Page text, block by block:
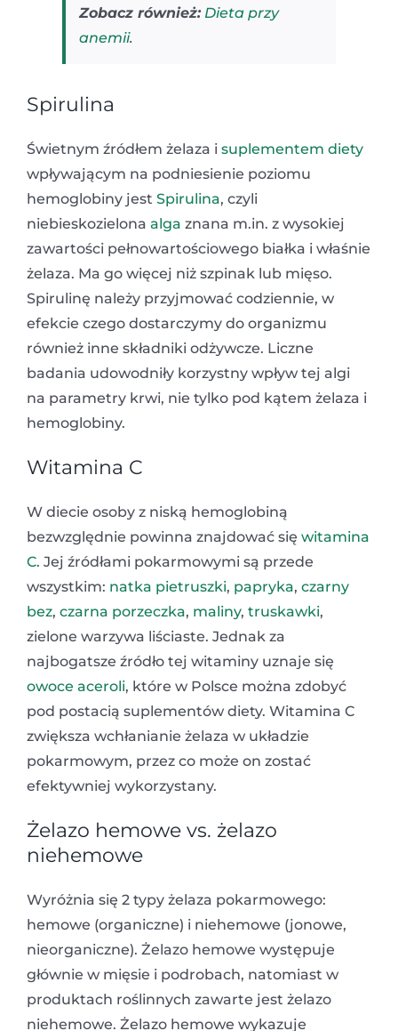
Zobacz również: Dieta przy
anemii.
Spirulina
Świetnym źródłem żelaza i suplementem diety
wpływającym na podniesienie poziomu
hemoglobiny jest Spirulina, czyli
niebieskozielona alga znana m.in. z wysokiej
zawartości pełnowartościowego białka i właśnie
żelaza. Ma go więcej niż szpinak lub mięso.
Spirulinę należy przyjmować codziennie, w
efekcie czego dostarczymy do organizmu
również inne składniki odżywcze. Liczne
badania udowodniły korzystny wpływ tej algi
na parametry krwi, nie tylko pod kątem żelaza i
hemoglobiny.
Witamina C
W diecie osoby z niską hemoglobiną
bezwzględnie powinna znajdować się witamina
C. Jej źródłami pokarmowymi są przede
wszystkim: natka pietruszki, papryka, czarny
bez, czarna porzeczka, maliny, truskawki,
zielone warzywa liściaste. Jednak za
najbogatsze źródło tej witaminy uznaje się
owoce aceroli, które w Polsce można zdobyć
pod postacią suplementów diety. Witamina C
zwiększa wchłanianie żelaza w układzie
pokarmowym, przez co może on zostać
efektywniej wykorzystany.
Żelazo hemowe vs. żelazo
niehemowe
Wyróżnia się 2 typy żelaza pokarmowego:
hemowe (organiczne) i niehemowe (jonowe,
nieorganiczne). Żelazo hemowe występuje
głównie w mięsie i podrobach, natomiast w
produktach roślinnych zawarte jest żelazo
niehemowe. Żelazo hemowe wykazuje